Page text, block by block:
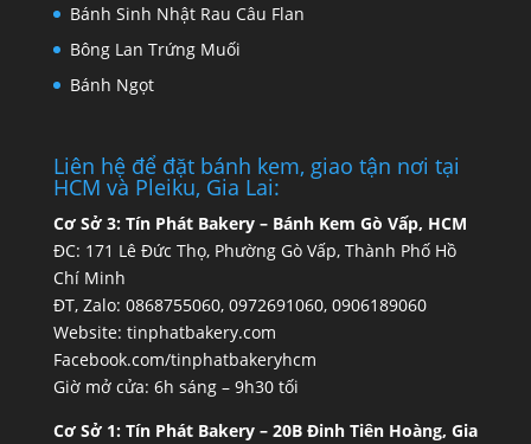
Bánh Sinh Nhật Rau Câu Flan
Bông Lan Trứng Muối
Bánh Ngọt
Liên hệ để đặt bánh kem, giao tận nơi tại
HCM và Pleiku, Gia Lai:
Cơ Sở 3: Tín Phát Bakery – Bánh Kem Gò Vấp, HCM
ĐC: 171 Lê Đức Thọ, Phường Gò Vấp, Thành Phố Hồ
Chí Minh
ĐT, Zalo: 0868755060, 0972691060, 0906189060
Website: tinphatbakery.com
Facebook.com/tinphatbakeryhcm
Giờ mở cửa: 6h sáng – 9h30 tối
Cơ Sở 1: Tín Phát Bakery – 20B Đinh Tiên Hoàng, Gia